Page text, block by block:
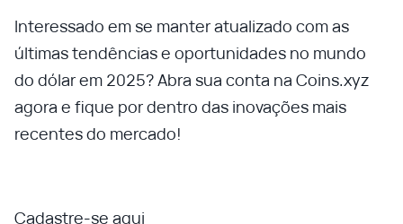
Interessado em se manter atualizado com as
últimas tendências e oportunidades no mundo
do dólar em 2025? Abra sua conta na Coins.xyz
agora e fique por dentro das inovações mais
recentes do mercado!
Cadastre-se aqui